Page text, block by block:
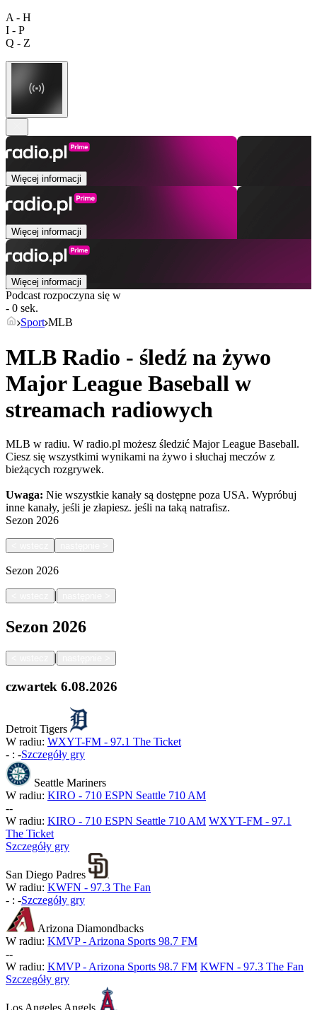
A - H
I - P
Q - Z
Więcej informacji
Więcej informacji
Więcej informacji
Podcast rozpoczyna się w
- 0 sek.
Sport MLB
MLB Radio - śledź na żywo
Major League Baseball w
streamach radiowych
MLB w radiu. W radio.pl możesz śledzić Major League Baseball.
Ciesz się wszystkimi wynikami na żywo i słuchaj meczów z
bieżących rozgrywek.
Uwaga: Nie wszystkie kanały są dostępne poza USA. Wypróbuj
inne kanały, jeśli je złapiesz. jeśli na taką natrafisz.
Sezon 2026
Sezon 2026
|
Sezon 2026
|
czwartek 6.08.2026
Detroit Tigers
W radiu: WXYT-FM - 97.1 The Ticket
- : -Szczegóły gry
Seattle Mariners
W radiu: KIRO - 710 ESPN Seattle 710 AM
--
W radiu: KIRO - 710 ESPN Seattle 710 AM WXYT-FM - 97.1
The Ticket
Szczegóły gry
San Diego Padres
W radiu: KWFN - 97.3 The Fan
- : -Szczegóły gry
Arizona Diamondbacks
W radiu: KMVP - Arizona Sports 98.7 FM
--
W radiu: KMVP - Arizona Sports 98.7 FM KWFN - 97.3 The Fan
Szczegóły gry